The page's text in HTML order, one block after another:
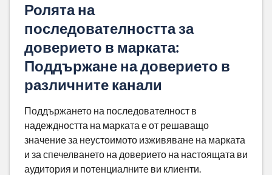
Ролята на
последователността за
доверието в марката:
Поддържане на доверието в
различните канали
Поддържането на последователност в
надеждността на марката е от решаващо
значение за неустоимото изживяване на марката
и за спечелването на доверието на настоящата ви
аудитория и потенциалните ви клиенти.